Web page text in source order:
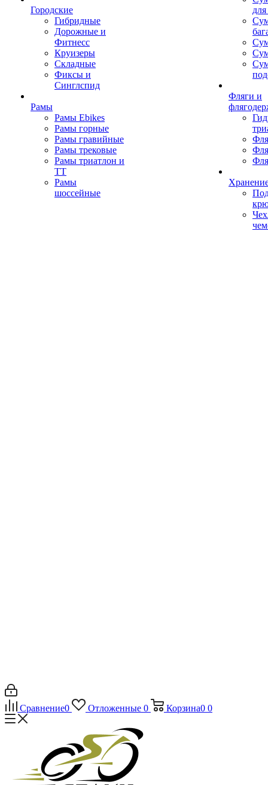
Городские
Гибридные
Дорожные и
Фитнесс
Круизеры
Складные
Фиксы и
Синглспид
Рамы
Рамы Ebikes
Рамы горные
Рамы гравийные
Рамы трековые
Рамы триатлон и
ТТ
Рамы
шоссейные
Фляги и
Сравнение0 Отложенные 0 Корзина0 0